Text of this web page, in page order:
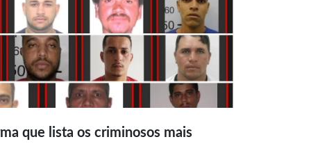
que lista os criminosos mais